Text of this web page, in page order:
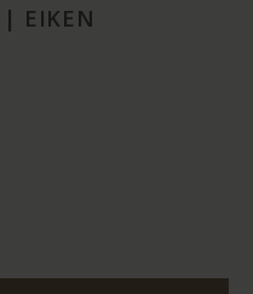
| EIKEN